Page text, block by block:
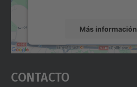
Más información
Aceptar
powered by
Contacto